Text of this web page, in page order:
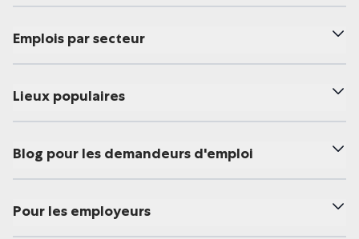
Emplois par secteur
Lieux populaires
Blog pour les demandeurs d'emploi
Pour les employeurs